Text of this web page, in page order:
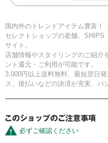
国内外のトレンドアイテム豊富！
セレクトショップの老舗、SHIPS
サイト。
店舗情報やスタイリングのご紹介
ント還元・ご利用が可能です。
3,000円以上送料無料、最短翌日
ス、後払いなどの決済が充実、パ
必ずご確認ください